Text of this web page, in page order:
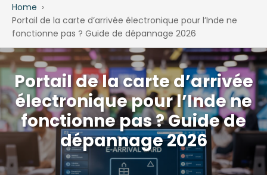
Home
What Is eAC
How to Apply
Step-by-Step with Screenshots
Requirements
Home
Portail de la carte d’arrivée électronique pour l’Inde ne
fonctionne pas ? Guide de dépannage 2026
Portail de la carte d’arrivée
électronique pour l’Inde ne
fonctionne pas ? Guide de
dépannage 2026